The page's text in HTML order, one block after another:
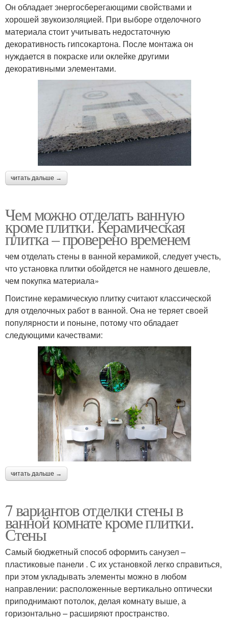
Он обладает энергосберегающими свойствами и
хорошей звукоизоляцией. При выборе отделочного
материала стоит учитывать недостаточную
декоративность гипсокартона. После монтажа он
нуждается в покраске или оклейке другими
декоративными элементами.
читать дальше →
Чем можно отделать ванную
кроме плитки. Керамическая
плитка – проверено временем
чем отделать стены в ванной керамикой, следует учесть,
что установка плитки обойдется не намного дешевле,
чем покупка материала»
Поистине керамическую плитку считают классической
для отделочных работ в ванной. Она не теряет своей
популярности и поныне, потому что обладает
следующими качествами:
читать дальше →
7 вариантов отделки стены в
ванной комнате кроме плитки.
Стены
Самый бюджетный способ оформить санузел –
пластиковые панели . С их установкой легко справиться,
при этом укладывать элементы можно в любом
направлении: расположенные вертикально оптически
приподнимают потолок, делая комнату выше, а
горизонтально – расширяют пространство.